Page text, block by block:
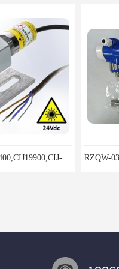
CIJ-13400,CIJ13400,CIJ19900,CIJ-19200,CIJI3500Y转速传感器